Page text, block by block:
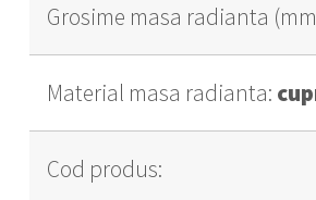
Grosime masa radianta
Material masa radianta:
Cod produs: